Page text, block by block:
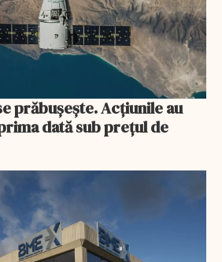
prăbușește. Acțiunile au
dată sub prețul de